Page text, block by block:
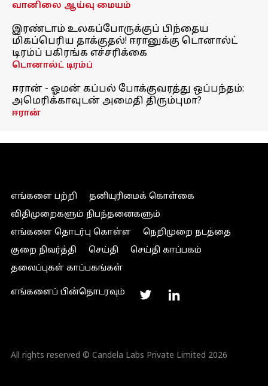
வானிலை ஆய்வு மையம்
இரண்டாம் உலகப்போருக்குப் பிந்தைய
மிகப்பெரிய தாக்குதல்! ஈரானுக்கு டொனால்ட்
டிரம்ப் பகிரங்க எச்சரிக்கை
டொனால்ட் டிரம்ப்
ஈரான் - ஓமன் கப்பல் போக்குவரத்து ஒப்பந்தம்:
அமெரிக்காவுடன் அமைதி திரும்புமா?
ஈரான்
எங்களை பற்றி
தனியுரிமைக் கொள்கை
விதிமுறைகளும் நிபந்தனைகளும்
எங்களை தொடர்பு கொள்ள
நெறிமுறை நடத்தை
குறை நிவர்த்தி
செய்தி
செய்தி காப்பகம்
தலைப்புகள் காப்பகங்கள்
எங்களைப் பின்தொடரவும்
All rights reserved © Candela Labs Private Limited 2026